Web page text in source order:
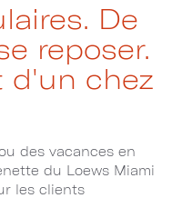
De
reposer.
d'un chez
des vacances en
du Loews Miami
les clients